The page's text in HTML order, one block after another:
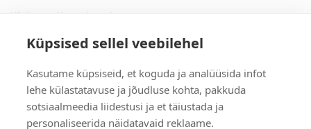
Küpsised sellel veebilehel
Kasutame küpsiseid, et koguda ja analüüsida infot
lehe külastatavuse ja jõudluse kohta, pakkuda
sotsiaalmeedia liidestusi ja et täiustada ja
personaliseerida näidatavaid reklaame.
Küsimused ja vastused
Privaatsuspoliitika
Kontakt
Tulika põik 3, Tallinn
info@kinkston.ee